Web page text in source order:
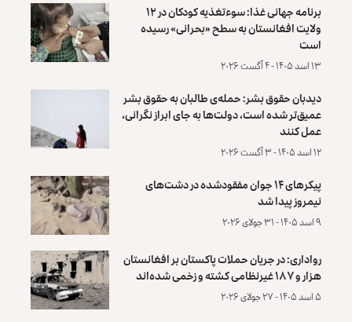
برنامه جهانی غذا: سوءتغذیه کودکان در ۱۲
ولایت افغانستان به سطح «بحرانی» رسیده
است
۱۳ اسد ۱۴۰۵ - ۴ آگست ۲۰۲۶
دیدبان حقوق بشر: حمله‌ی طالبان به حقوق بشر
عمیق‌تر شده است، دولت‌ها به جای ابراز نگرانی،
عمل کنند
۱۲ اسد ۱۴۰۵ - ۳ آگست ۲۰۲۶
پیکرهای ۱۴ جوان مفقودشده در دشت‌های
نیمروز پیدا شد
۹ اسد ۱۴۰۵ - ۳۱ جولای ۲۰۲۶
رواداری: در جریان حملات پاکستان بر افغانستان
هزار و ۱۸۷ غیرنظامی کشته و زخمی شده‌اند
۵ اسد ۱۴۰۵ - ۲۷ جولای ۲۰۲۶